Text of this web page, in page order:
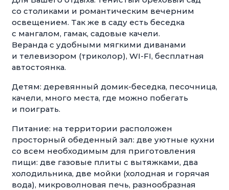
со столиками и романтическим вечерним
освещением. Так же в саду есть беседка
с мангалом, гамак, садовые качели.
Веранда с удобными мягкими диванами
и телевизором (триколор), WI-FI, бесплатная
автостоянка.
Детям: деревянный домик-беседка, песочница,
качели, много места, где можно побегать
и поиграть.
Питание: на территории расположен
просторный обеденный зал: две уютные кухни
со всем необходимым для приготовления
пищи: две газовые плиты с вытяжками, два
холодильника, две мойки (холодная и горячая
вода), микроволновая печь, разнообразная